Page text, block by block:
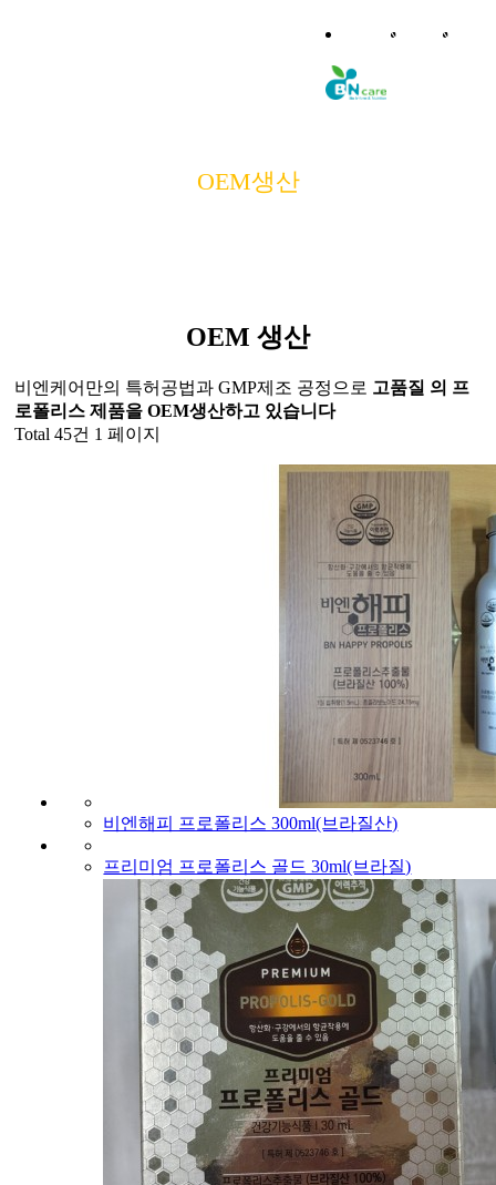
JOIN
LOGIN
프로폴리스 이야기
회사소개
고객센터
OEM생산
OEM 생산
비엔케어만의 특허공법과 GMP제조 공정으로 고품질 의 프
로폴리스 제품을 OEM생산하고 있습니다
Total 45건 1 페이지
비엔해피 프로폴리스 300ml(브라질산)
프리미엄 프로폴리스 골드 30ml(브라질)